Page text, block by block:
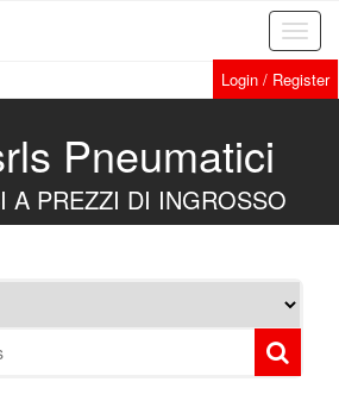
Login / Register
Pneumatici
A PREZZI DI INGROSSO